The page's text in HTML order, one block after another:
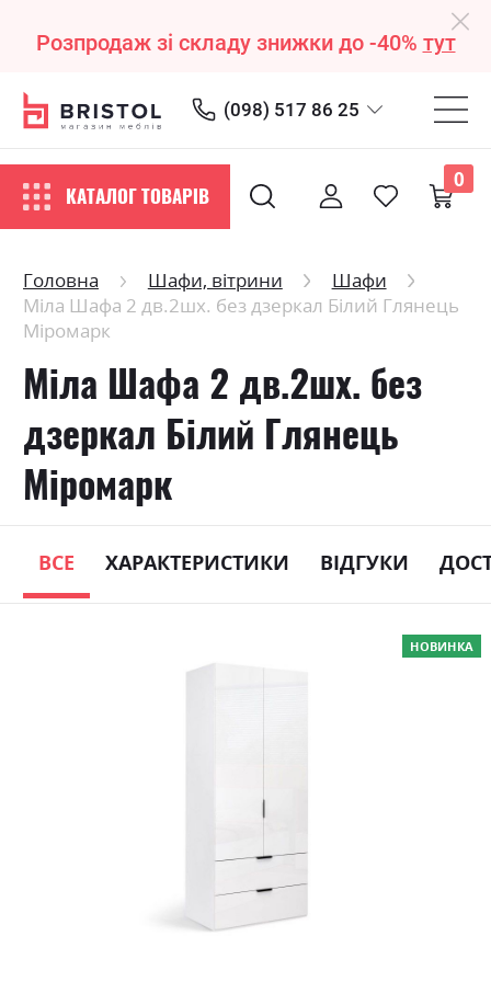
Розпродаж зі складу знижки до -40% тут
(098) 517 86 25
КАТАЛОГ ТОВАРІВ
0
Головна Шафи, вітрини
Шафи
Міла Шафа 2 дв.2шх. без дзеркал Білий Глянець
Міромарк
Міла Шафа 2 дв.2шх. без
дзеркал Білий Глянець
Міромарк
ВСЕ ХАРАКТЕРИСТИКИ ВІДГУКИ
НОВИНКА